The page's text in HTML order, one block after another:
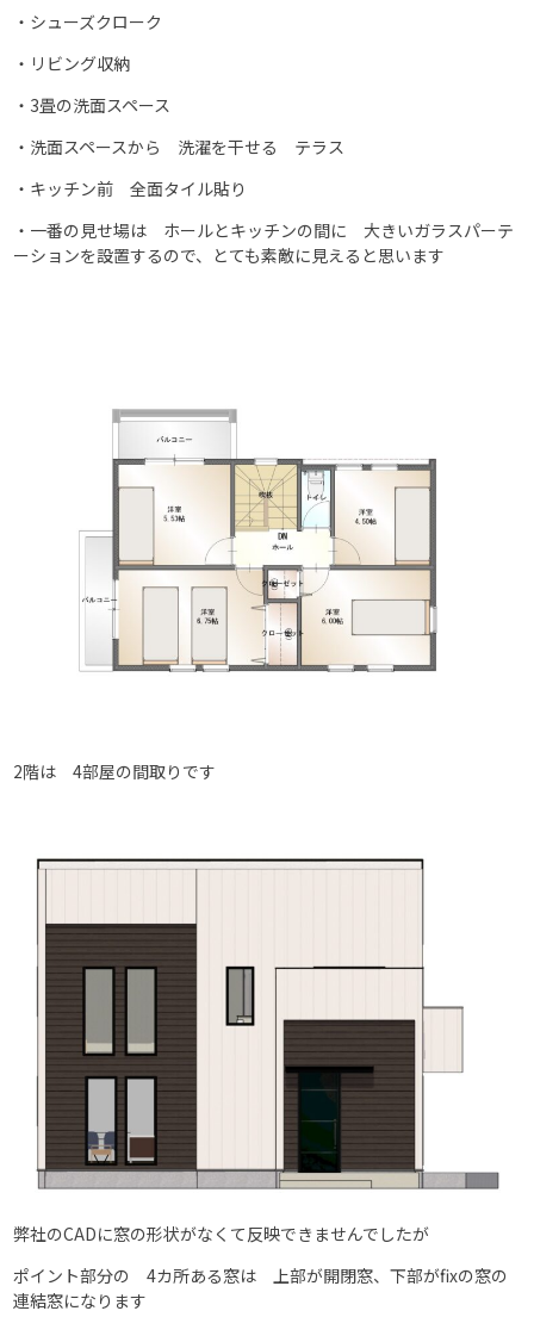
・シューズクローク
・リビング収納
・3畳の洗面スペース
・洗面スペースから 洗濯を干せる テラス
・キッチン前 全面タイル貼り
・一番の見せ場は ホールとキッチンの間に 大きいガラスパーテ
ーションを設置するので、とても素敵に見えると思います
2階は 4部屋の間取りです
弊社のCADに窓の形状がなくて反映できませんでしたが
ポイント部分の 4カ所ある窓は 上部が開閉窓、下部がfixの窓の
連結窓になります